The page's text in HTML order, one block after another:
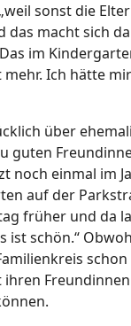
sonst die
das macht sich
im
mehr. Ich hätte
über
guten
noch einmal im
auf der
früher und da
ist schön.“
ihren